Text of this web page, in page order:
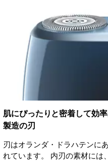
肌にぴったりと密着して効
製造の刃
刃はオランダ・ドラハテンに
れています。 内刃の素材には